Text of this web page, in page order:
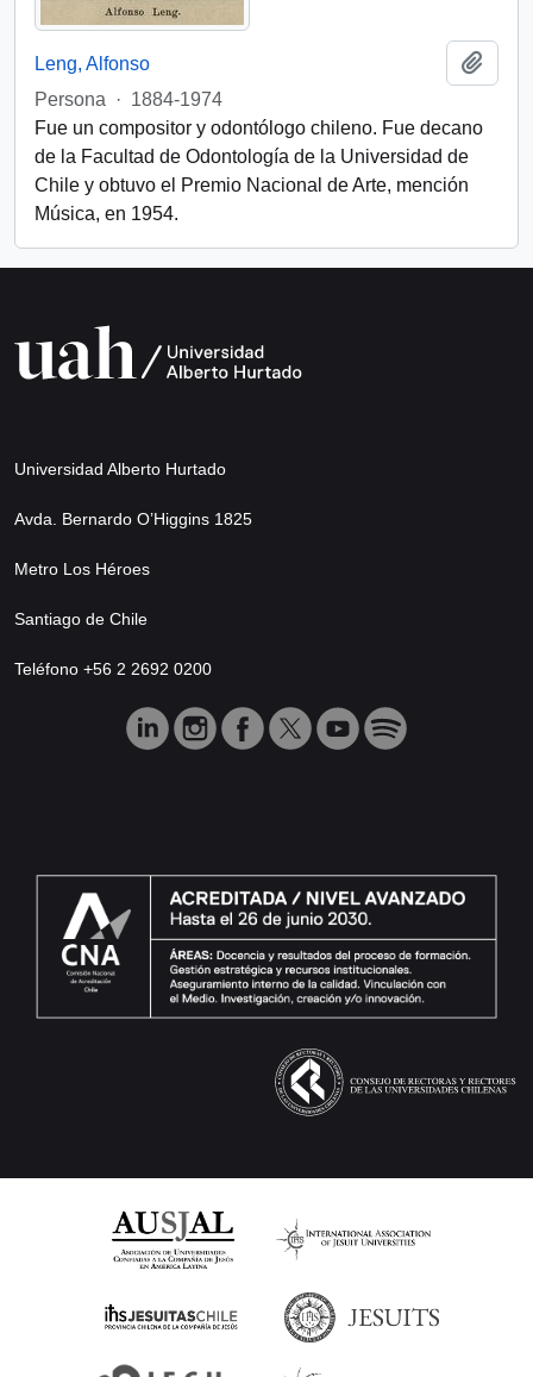
Leng, Alfonso
Persona
· 1884-1974
Fue un compositor y odontólogo chileno. Fue decano
de la Facultad de Odontología de la Universidad de
Chile y obtuvo el Premio Nacional de Arte, mención
Música, en 1954.
Universidad Alberto Hurtado
Avda. Bernardo O’Higgins 1825
Metro Los Héroes
Santiago de Chile
Teléfono +56 2 2692 0200